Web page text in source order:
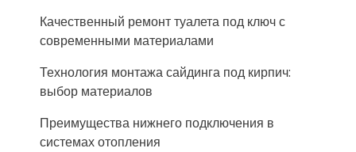
Качественный ремонт туалета под ключ с
современными материалами
Технология монтажа сайдинга под кирпич:
выбор материалов
Преимущества нижнего подключения в
системах отопления